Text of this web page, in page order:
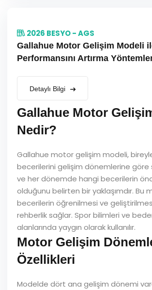
2026 BESYO - AGS
Gallahue Motor Gelişim Modeli
Performansını Artırma
Detaylı Bilgi
Gallahue Motor
Nedir?
Gallahue motor gelişim modeli,
becerilerini gelişim dönemlerine göre
ve her dönemde hangi becerilerin
olduğunu belirten bir yaklaşımdır. Bu
becerilerin öğrenilmesi ve
rehberlik sağlar. Spor bilimleri ve
alanlarında yaygın olarak kullanılır.
Motor Gelişim
Özellikleri
Modelde dört ana gelişim dönemi